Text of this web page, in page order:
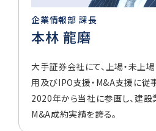
企業情報部 課長
本林 龍磨
大手証券会社にて、上場・未上
用及びIPO支援・M&A支援に従
2020年から当社に参画し、建
M&A成約実績を誇る。